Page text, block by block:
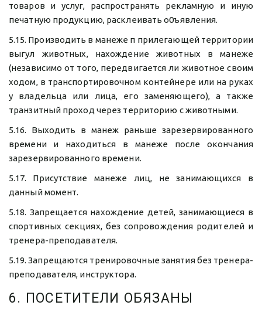
товаров и услуг, распространять рекламную и иную
печатную продукцию, расклеивать о0ъявления.
5.15. Производить в манеже п прилегающей территории
выгул животных, нахождение животных в манеже
(независимо от того, передвигается ли животное своим
ходом, в транспортировочном контейнере или на руках
у владельца или лица, его заменяющего), а также
транзитный проход через территорию с животными.
5.16. Выходить в манеж раньше зарезервированного
времени и находиться в манеже после окончания
зарезервированного времени.
5.17. Присутствие манеже лиц, не занимающихся в
данный момент.
5.18. Запрещается нахождение детей, занимающиеся в
спортивных секциях, без сопровождения родителей и
тренера-преподавателя.
5.19. Запрещаются тренировочные занятия без тренера-
преподавателя, инструктора.
6. ПОСЕТИТЕЛИ ОБЯЗАНЫ